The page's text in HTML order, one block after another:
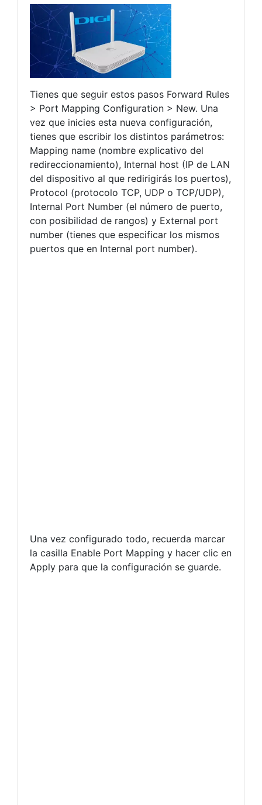
Tienes que seguir estos pasos Forward Rules
> Port Mapping Configuration > New. Una
vez que inicies esta nueva configuración,
tienes que escribir los distintos parámetros:
Mapping name (nombre explicativo del
redireccionamiento), Internal host (IP de LAN
del dispositivo al que redirigirás los puertos),
Protocol (protocolo TCP, UDP o TCP/UDP),
Internal Port Number (el número de puerto,
con posibilidad de rangos) y External port
number (tienes que especificar los mismos
puertos que en Internal port number).
Una vez configurado todo, recuerda marcar
la casilla Enable Port Mapping y hacer clic en
Apply para que la configuración se guarde.